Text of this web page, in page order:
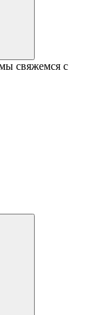
свяжемся с